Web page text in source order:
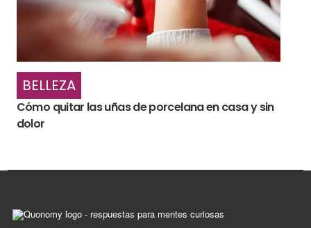
BELLEZA
Cómo quitar las uñas de porcelana en casa y sin
dolor